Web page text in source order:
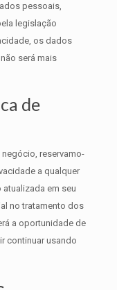
pessoais,
legislação
os dados
será mais
de
reservamo-
a qualquer
em seu
no tratamento dos
a oportunidade de
continuar usando